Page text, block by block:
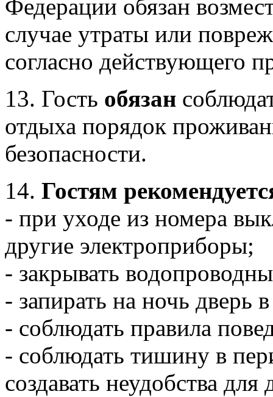
Федерации обязан
случае утраты или
согласно действующего
13. Гость обязан
отдыха порядок
безопасности.
14. Гостям
- при уходе из номера
другие электроприборы;
- закрывать
- запирать на ночь дверь
- соблюдать правила
- соблюдать тишину в
создавать неудобства для